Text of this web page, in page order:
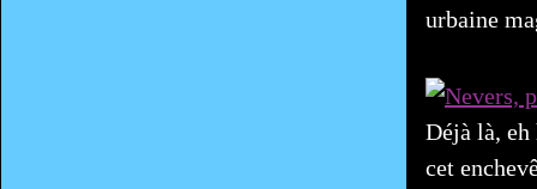
urbaine
Déjà là, eh
cet